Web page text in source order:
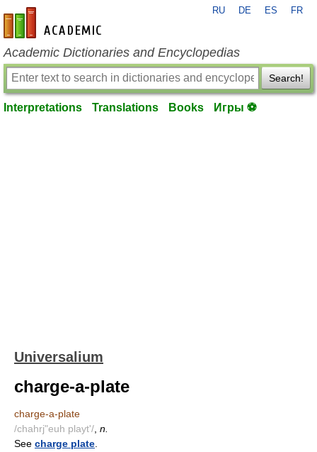
en-academic.com
RU DE ES FR
Academic Dictionaries and Encyclopedias
Search!
Interpretations Translations Books Игры ⚽
Universalium
charge-a-plate
charge-a-plate
/chahrj"euh playt'/ n.
See charge plate